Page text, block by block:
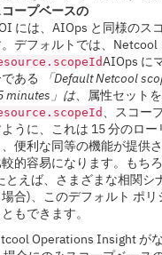
ープベースの
には、AIOps と同様のス
デフォルトでは、Netcool
AIOps に
ある
「Default Netcool
minutes」は、属性セット
、スコー
うに、これは 15 分のロ
便利な同等の機能が提供
的容易になります。もち
とえば、さまざまな相関シ
合)、このデフォルト ポ
もできます。
Operations Insight が